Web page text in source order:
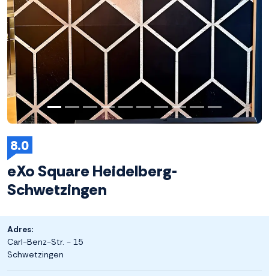
8.0
eXo Square Heidelberg-
Schwetzingen
Adres:
Carl-Benz-Str. - 15
Schwetzingen